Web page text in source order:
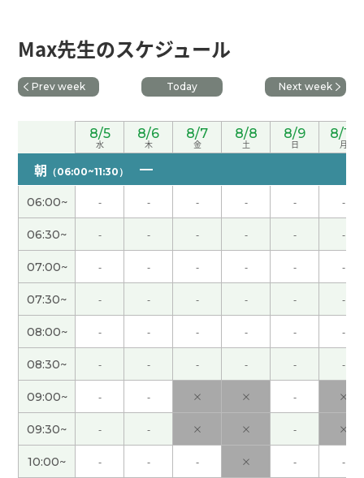
私に根気強く教えてくれる先生のお力のおかげで
す。とても真面目で、いつも熱心な先生です。先生
ともっと中国語で話せるようになりたいです。これ
からもよろしくお願いします。( 40代 女性 )
每次都对我很有帮助。非常感谢您！
我精神饱满。现在的生活很满意。谢谢您，下次
见！
老师的每一条建议都非常准确，对我来说很有帮
助！希望您再帮我修改。以后也请多多关照＾＾
謝謝，老师( 40代 女性 )
謝謝，老师
謝謝，老师( 40代 女性 )
謝謝老師，下次見！
Max先生のスケジュール
Prev week Today Next week
8/5
水
8/6
木
8/7
金
8/8
土
8/9
日
8/10
月
朝 （06:00~11:30）
06:00~ - - - - - -
06:30~ - - - - - -
07:00~ - - - - - -
07:30~ - - - - - -
08:00~ - - - - - -
08:30~ - - - - - -
09:00~ - - × × - ×
09:30~ - - × × - ×
10:00~ - - - × - -